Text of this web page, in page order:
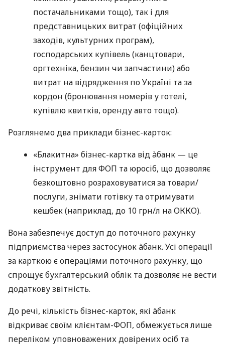
постачальниками тощо), так і для
представницьких витрат (офіційних
заходів, культурних програм),
господарських купівель (канцтовари,
оргтехніка, бензин чи запчастини) або
витрат на відрядження по Україні та за
кордон (бронювання номерів у готелі,
купівлю квитків, оренду авто тощо).
Розглянемо два приклади бізнес-карток:
«Блакитна» бізнес-картка від àбанк — це
інструмент для ФОП та юросіб, що дозволяє
безкоштовно розраховуватися за товари/
послуги, знімати готівку та отримувати
кешбек (наприклад, до 10 грн/л на ОККО).
Вона забезпечує доступ до поточного рахунку
підприємства через застосунок àбанк. Усі операції
за карткою є операціями поточного рахунку, що
спрощує бухгалтерський облік та дозволяє не вести
додаткову звітність.
До речі, кількість бізнес-карток, які àбанк
відкриває своїм клієнтам-ФОП, обмежується лише
переліком уповноважених довірених осіб та